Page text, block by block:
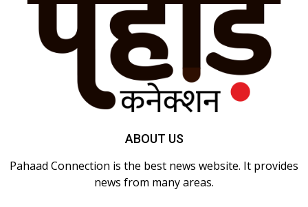
ABOUT US
Pahaad Connection is the best news website. It provides
news from many areas.